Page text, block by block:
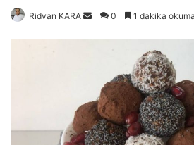
Ridvan KARA
p
o
s
0 1 dakika